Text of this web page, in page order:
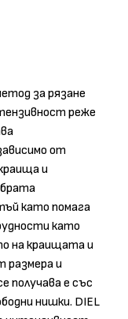
за рязане
реже
от
и
като помага
като
на краищата и
размера и
получава е със
нишки. DIEL